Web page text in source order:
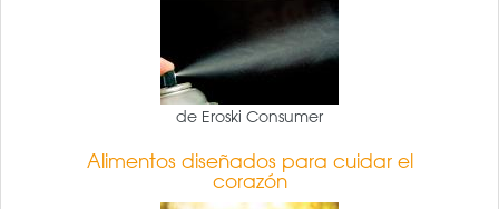
de Eroski Consumer
Alimentos diseñados para cuidar el
corazón